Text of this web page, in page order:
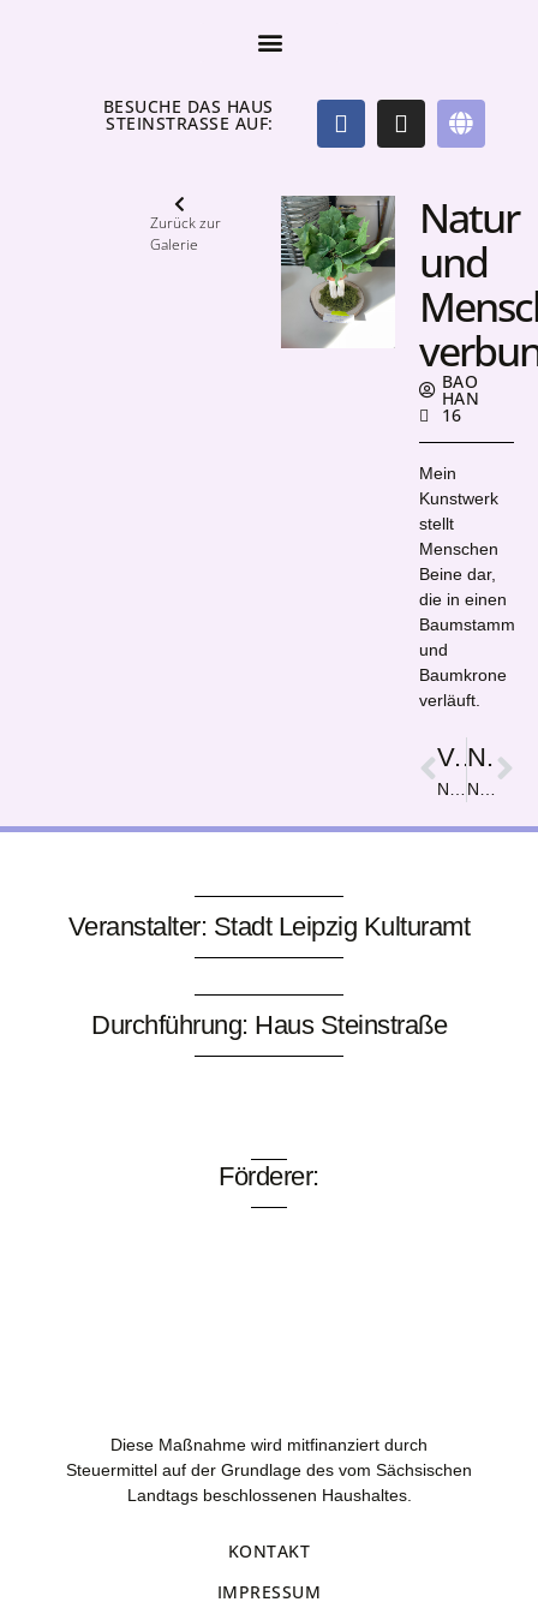
BESUCHE DAS HAUS
STEINSTRASSE AUF:
Zurück zur
Galerie
Natur
und
BAO
HAN
16
Mein
Kunstwerk
stellt
Menschen
Beine dar,
die in einen
Baumstamm
und
Baumkrone
verläuft.
Vorige
Nalogo
Nächster
Natur und Musik in meinem Kopf
Veranstalter: Stadt Leipzig Kulturamt
Durchführung: Haus Steinstraße
Förderer:
Diese Maßnahme wird mitfinanziert durch
Steuermittel auf der Grundlage des vom Sächsischen
Landtags beschlossenen Haushaltes.
KONTAKT
IMPRESSUM